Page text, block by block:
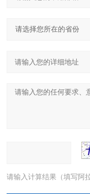
请输入计算结果（填写阿